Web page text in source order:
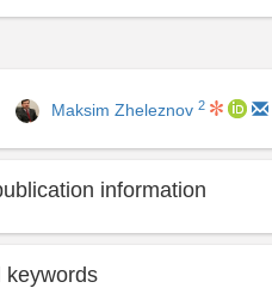
Maksim Zheleznov 2
information
keywords